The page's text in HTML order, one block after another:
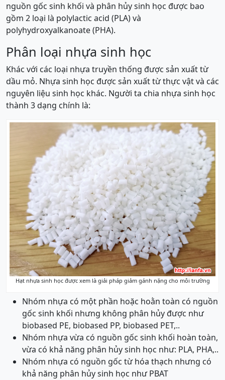
nguồn gốc sinh khối và phân hủy sinh học được bao
gồm 2 loại là polylactic acid (PLA) và
polyhydroxyalkanoate (PHA).
Phân loại nhựa sinh học
Khác với các loại nhựa truyền thống được sản xuất từ
dầu mỏ. Nhựa sinh học được sản xuất từ thực vật và các
nguyên liệu sinh học khác. Người ta chia nhựa sinh học
thành 3 dạng chính là:
Hạt nhựa sinh học được xem là giải pháp giảm gánh nặng cho môi trường
Nhóm nhựa có một phần hoặc hoằn toàn có nguồn
gốc sinh khối nhưng không phân hủy được như
biobased PE, biobased PP, biobased PET,..
Nhóm nhựa vừa có nguồn gốc sinh khối hoàn toàn,
vừa có khả năng phân hủy sinh học như: PLA, PHA,..
Nhóm nhựa có nguồn gốc từ hóa thạch nhưng có
khả năng phân hủy sinh học như PBAT